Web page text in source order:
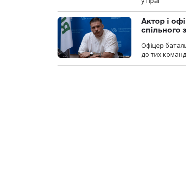
Актор і
спільного
Офіцер
до тих